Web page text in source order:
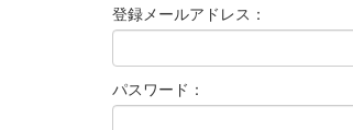
登録メールアドレス：
パスワード：